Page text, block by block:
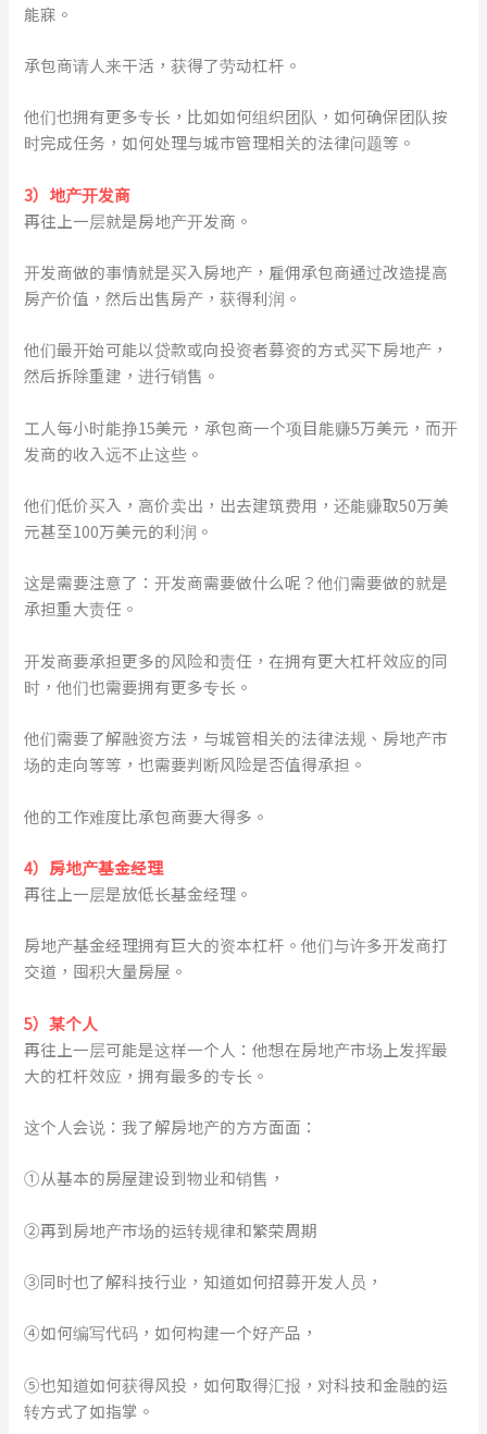
能寐。
承包商请人来干活，获得了劳动杠杆。
他们也拥有更多专长，比如如何组织团队，如何确保团队按
时完成任务，如何处理与城市管理相关的法律问题等。
3）地产开发商
再往上一层就是房地产开发商。
开发商做的事情就是买入房地产，雇佣承包商通过改造提高
房产价值，然后出售房产，获得利润。
他们最开始可能以贷款或向投资者募资的方式买下房地产，
然后拆除重建，进行销售。
工人每小时能挣15美元，承包商一个项目能赚5万美元，而开
发商的收入远不止这些。
他们低价买入，高价卖出，出去建筑费用，还能赚取50万美
元甚至100万美元的利润。
这是需要注意了：开发商需要做什么呢？他们需要做的就是
承担重大责任。
开发商要承担更多的风险和责任，在拥有更大杠杆效应的同
时，他们也需要拥有更多专长。
他们需要了解融资方法，与城管相关的法律法规、房地产市
场的走向等等，也需要判断风险是否值得承担。
他的工作难度比承包商要大得多。
4）房地产基金经理
再往上一层是放低长基金经理。
房地产基金经理拥有巨大的资本杠杆。他们与许多开发商打
交道，囤积大量房屋。
5）某个人
再往上一层可能是这样一个人：他想在房地产市场上发挥最
大的杠杆效应，拥有最多的专长。
这个人会说：我了解房地产的方方面面：
①从基本的房屋建设到物业和销售，
②再到房地产市场的运转规律和繁荣周期
③同时也了解科技行业，知道如何招募开发人员，
④如何编写代码，如何构建一个好产品，
⑤也知道如何获得风投，如何取得汇报，对科技和金融的运
转方式了如指掌。